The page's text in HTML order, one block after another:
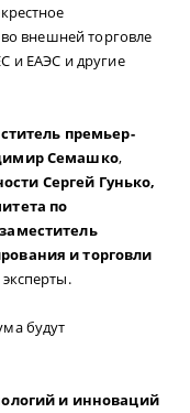
внешней торговле
и ЕАЭС и другие
премьер-
Семашко,
Сергей Гунько,
по
и торговли
будут
и инноваций